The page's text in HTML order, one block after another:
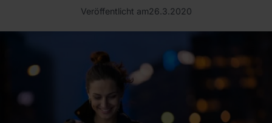
Veröffentlicht am26.3.2020